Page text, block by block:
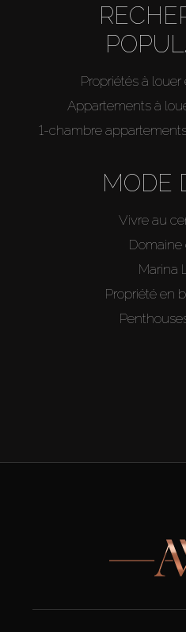
Propriétés à
Appartements à
1-chambre
MODE
Vivre au
Marina
Propriété en